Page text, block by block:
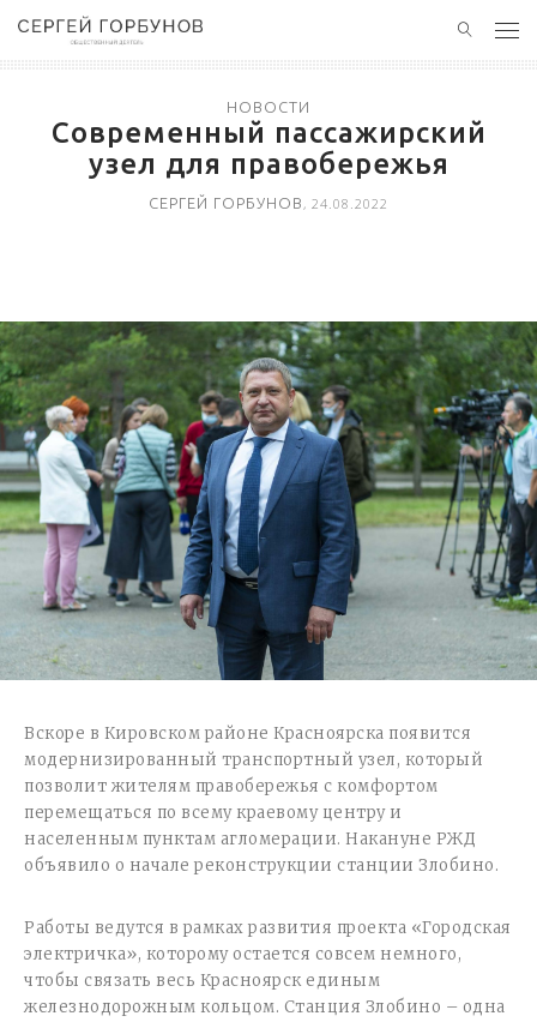
ПОЛЕЗНЫЙ ОПЫТ
БЛАГОТВОРИТЕЛЬНОСТЬ
НОВОСТИ
Современный пассажирский
узел для правобережья
СЕРГЕЙ ГОРБУНОВ, 24.08.2022
Вскоре в Кировском районе Красноярска появится
модернизированный транспортный узел, который
позволит жителям правобережья с комфортом
перемещаться по всему краевому центру и
населенным пунктам агломерации. Накануне РЖД
объявило о начале реконструкции станции Злобино.
Работы ведутся в рамках развития проекта «Городская
электричка», которому остается совсем немного,
чтобы связать весь Красноярск единым
железнодорожным кольцом. Станция Злобино – одна